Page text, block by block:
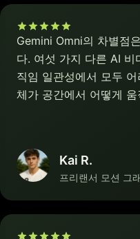
Gemini Omni의 차별점
다. 여섯 가지 다른 AI
직임 일관성에서 모두
체가 공간에서 어떻게
Kai R.
프리랜서 모션 그